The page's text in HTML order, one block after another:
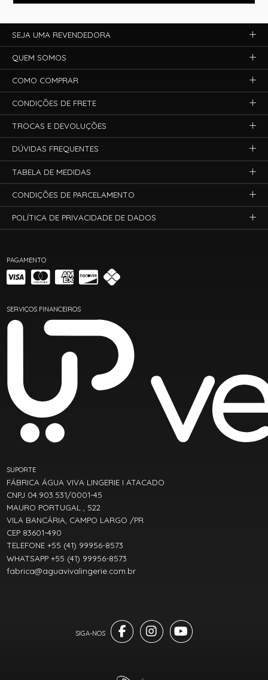
PAGAMENTO
SERVIÇOS FINANCEIROS
SUPORTE
FÁBRICA ÁGUA VIVA LINGERIE I ATACADO
CNPJ 04.903.531/0001-45
MAURO PORTUGAL , 522
VILA BANCÁRIA, CAMPO LARGO /PR
CEP 83601-490
TELEFONE +55 (41) 99956-8573
WHATSAPP +55 (41) 99956-8573
fabrica@aguavivalingerie.com.br
SEJA UMA REVENDEDORA
QUEM SOMOS
COMO COMPRAR
CONDIÇÕES DE FRETE
TROCAS E DEVOLUÇÕES
DÚVIDAS FREQUENTES
TABELA DE MEDIDAS
CONDIÇÕES DE PARCELAMENTO
POLÍTICA DE PRIVACIDADE DE DADOS